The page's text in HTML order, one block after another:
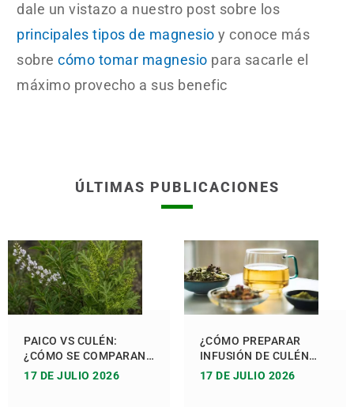
dale un vistazo a nuestro post sobre los
principales tipos de magnesio y conoce más
sobrecómo tomar magnesio para sacarle el
máximo provecho a sus benefic
ÚLTIMAS PUBLICACIONES
PAICO VS CULÉN:
¿CÓMO SE COMPARAN
SUS BENEFICIOS PARA
17 DE JULIO 2026
¿CÓMO PREPARAR
INFUSIÓN DE CULÉN
PASO A PASO?
17 DE JULIO 2026